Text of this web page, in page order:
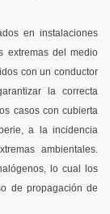
en instalaciones
extremas del medio
con un conductor
la correcta
casos con cubierta
a la incidencia
ambientales.
lo cual los
de propagación de